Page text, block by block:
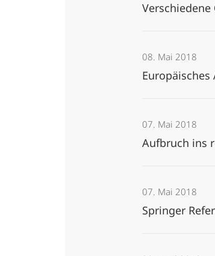
Verschiedene
08. Mai 2018
Europäisches
07. Mai 2018
Aufbruch ins
07. Mai 2018
Springer